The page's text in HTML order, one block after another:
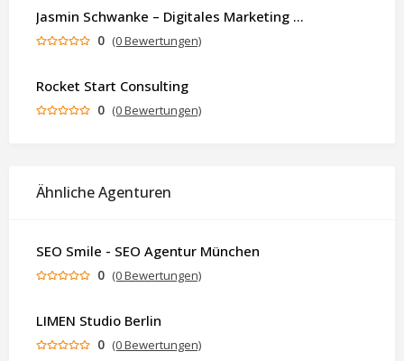
Jasmin Schwanke – Digitales Marketing & KI-gestützte Contenterstellung
0 (0 Bewertungen)
Rocket Start Consulting
0 (0 Bewertungen)
Ähnliche Agenturen
SEO Smile - SEO Agentur München
0 (0 Bewertungen)
LIMEN Studio Berlin
0 (0 Bewertungen)